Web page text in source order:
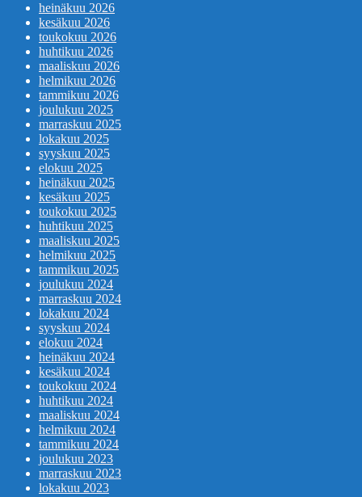
heinäkuu 2026
kesäkuu 2026
toukokuu 2026
huhtikuu 2026
maaliskuu 2026
helmikuu 2026
tammikuu 2026
joulukuu 2025
marraskuu 2025
lokakuu 2025
syyskuu 2025
elokuu 2025
heinäkuu 2025
kesäkuu 2025
toukokuu 2025
huhtikuu 2025
maaliskuu 2025
helmikuu 2025
tammikuu 2025
joulukuu 2024
marraskuu 2024
lokakuu 2024
syyskuu 2024
elokuu 2024
heinäkuu 2024
kesäkuu 2024
toukokuu 2024
huhtikuu 2024
maaliskuu 2024
helmikuu 2024
tammikuu 2024
joulukuu 2023
marraskuu 2023
lokakuu 2023